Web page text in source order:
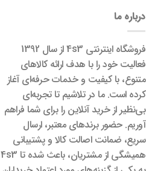
درباره ما
فروشگاه اینترنتی 4s3 از سال 1392
فعالیت خود را با هدف ارائه کالاهای
متنوع، با کیفیت و خدمات حرفه‌ای آغاز
کرده است. ما در تلاشیم تا تجربه‌ای
بی‌نظیر از خرید آنلاین را برای شما فراهم
آوریم. حضور برندهای معتبر، ارسال
سریع، ضمانت اصالت کالا و پشتیبانی
همیشگی از مشتریان، باعث شده تا 4s3